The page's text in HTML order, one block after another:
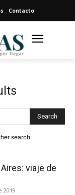
Contacto
Search
search.
viaje de
2019